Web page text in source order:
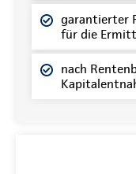
garantierter
für die
nach